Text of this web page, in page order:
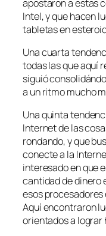
apostaron a estas
Intel, y que hacen
tabletas en
Una cuarta
todas las que aquí
siguió
a un ritmo mucho
Una quinta
Internet de las
rondando, y que
conecte a la
interesado en que
cantidad de dinero
esos procesadores
Aquí encontraron
orientados a lograr